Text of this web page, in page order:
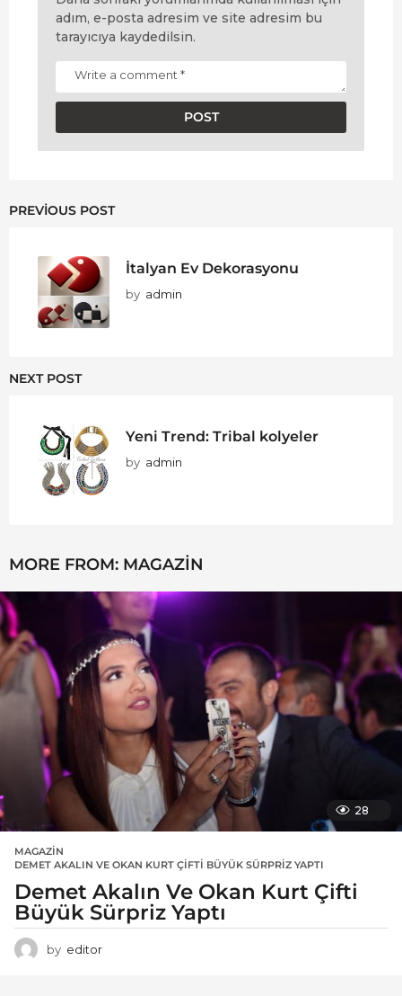
adım, e-posta adresim ve site adresim bu
tarayıcıya kaydedilsin.
PREVIOUS POST
İtalyan Ev Dekorasyonu
by admin
NEXT POST
Yeni Trend: Tribal kolyeler
by admin
MORE FROM: MAGAZIN
28
MAGAZIN
DEMET AKALIN VE OKAN KURT ÇIFTI BÜYÜK SÜRPRIZ YAPTI
Demet Akalın Ve Okan Kurt Çifti
Büyük Sürpriz Yaptı
by editor